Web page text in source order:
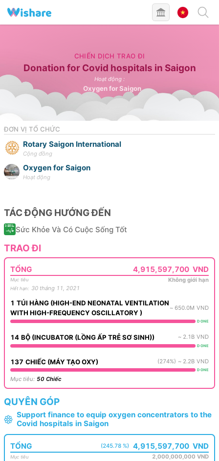
CHIẾN DỊCH TRAO ĐI
Donation for Covid hospitals in Saigon
Hoạt động :
Oxygen for Saigon
ĐƠN VỊ TỔ CHỨC
Rotary Saigon International
Cộng đồng
Oxygen for Saigon
Hoạt động
TÁC ĐỘNG HƯỚNG ĐẾN
Sức Khỏe Và Có Cuộc Sống Tốt
TRAO ĐI
TỔNG 4,915,597,700 VND
Mục tiêu Không giới hạn
Hết hạn: 30 tháng 11, 2021
1 TÚI HÀNG (HIGH-END NEONATAL VENTILATION
WITH HIGH-FREQUENCY OSCILLATORY )
~ 650.0M VND
DONE
14 BỘ (INCUBATOR (LỒNG ẤP TRẺ SƠ SINH)) ~ 2.1B VND
DONE
137 CHIẾC (MÁY TẠO OXY) (274%) ~ 2.2B VND
DONE
Mục tiêu: 50 Chiếc
QUYÊN GÓP
Support finance to equip oxygen concentrators to the
Covid hospitals in Saigon
TỔNG (245.78 %) 4,915,597,700 VND
Mục tiêu 2,000,000,000 VND